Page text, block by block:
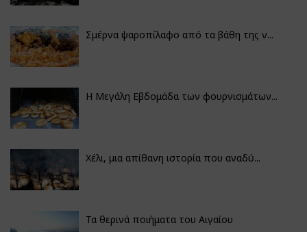
Σμέρνα ψαροπίλαφο από τα βάθη της ν...
Η Μεγάλη Εβδομάδα των φουρνισμάτων...
Χέλι, μια απίθανη ιστορία που αναδύ...
Τα θερινά ποιήματα του Αιγαίου